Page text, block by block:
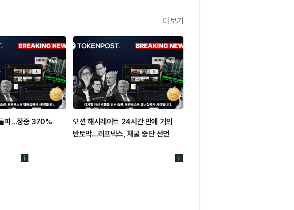
더보기
파…장중 370%
오션 해시레이트 24시간 만에 거의
반토막…러프넥스, 채굴 중단 선언